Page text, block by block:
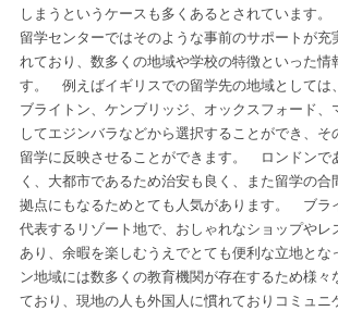
しまうというケースも多くあるとされています。
留学センターではそのような事前のサポートが充
れており、数多くの地域や学校の特徴といった情
す。 例えばイギリスでの留学先の地域としては
ブライトン、ケンブリッジ、オックスフォード、
してエジンバラなどから選択することができ、そ
留学に反映させることができます。 ロンドンで
く、大都市であるため治安も良く、また留学の合
拠点にもなるためとても人気があります。 ブラ
代表するリゾート地で、おしゃれなショップやレ
あり、余暇を楽しむうえでとても便利な立地とな
ン地域には数多くの教育機関が存在するため様々
ており、現地の人も外国人に慣れておりコミュニ